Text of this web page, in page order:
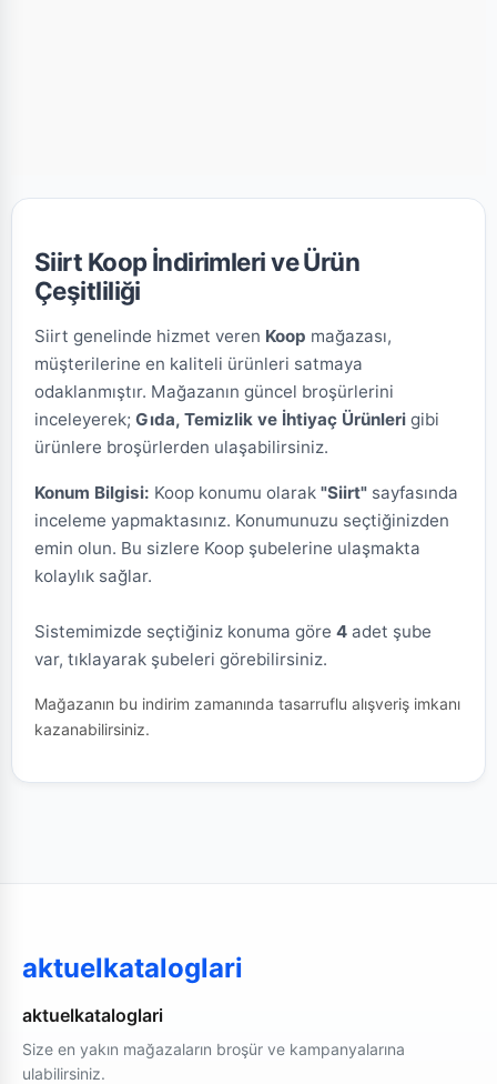
Siirt Koop İndirimleri ve Ürün
Çeşitliliği
Siirt genelinde hizmet veren Koop mağazası,
müşterilerine en kaliteli ürünleri satmaya
odaklanmıştır. Mağazanın güncel broşürlerini
inceleyerek; Gıda, Temizlik ve İhtiyaç Ürünleri gibi
ürünlere broşürlerden ulaşabilirsiniz.
Konum Bilgisi: Koop konumu olarak "Siirt" sayfasında
inceleme yapmaktasınız. Konumunuzu seçtiğinizden
emin olun. Bu sizlere Koop şubelerine ulaşmakta
kolaylık sağlar.
Sistemimizde seçtiğiniz konuma göre 4 adet şube
var, tıklayarak şubeleri görebilirsiniz.
Mağazanın bu indirim zamanında tasarruflu alışveriş imkanı
kazanabilirsiniz.
aktuelkataloglari
aktuelkataloglari
Size en yakın mağazaların broşür ve kampanyalarına
ulabilirsiniz.